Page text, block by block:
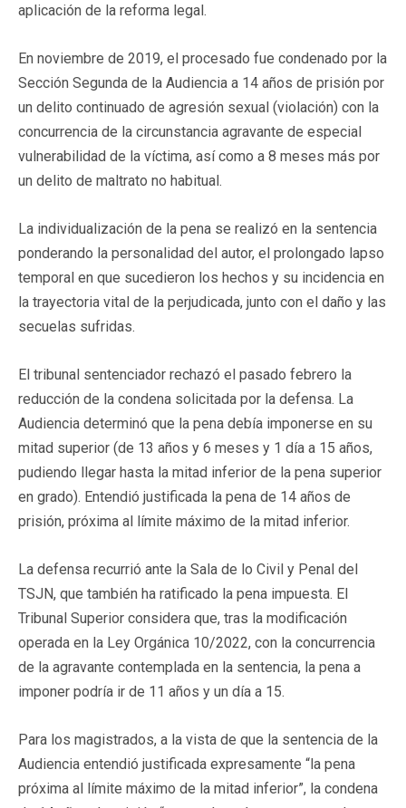
aplicación de la reforma legal.
En noviembre de 2019, el procesado fue condenado por la
Sección Segunda de la Audiencia a 14 años de prisión por
un delito continuado de agresión sexual (violación) con la
concurrencia de la circunstancia agravante de especial
vulnerabilidad de la víctima, así como a 8 meses más por
un delito de maltrato no habitual.
La individualización de la pena se realizó en la sentencia
ponderando la personalidad del autor, el prolongado lapso
temporal en que sucedieron los hechos y su incidencia en
la trayectoria vital de la perjudicada, junto con el daño y las
secuelas sufridas.
El tribunal sentenciador rechazó el pasado febrero la
reducción de la condena solicitada por la defensa. La
Audiencia determinó que la pena debía imponerse en su
mitad superior (de 13 años y 6 meses y 1 día a 15 años,
pudiendo llegar hasta la mitad inferior de la pena superior
en grado). Entendió justificada la pena de 14 años de
prisión, próxima al límite máximo de la mitad inferior.
La defensa recurrió ante la Sala de lo Civil y Penal del
TSJN, que también ha ratificado la pena impuesta. El
Tribunal Superior considera que, tras la modificación
operada en la Ley Orgánica 10/2022, con la concurrencia
de la agravante contemplada en la sentencia, la pena a
imponer podría ir de 11 años y un día a 15.
Para los magistrados, a la vista de que la sentencia de la
Audiencia entendió justificada expresamente “la pena
próxima al límite máximo de la mitad inferior”, la condena